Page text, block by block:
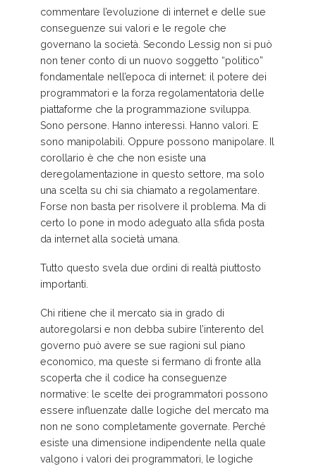
commentare l’evoluzione di internet e delle sue
conseguenze sui valori e le regole che
governano la società. Secondo Lessig non si può
non tener conto di un nuovo soggetto “politico”
fondamentale nell’epoca di internet: il potere dei
programmatori e la forza regolamentatoria delle
piattaforme che la programmazione sviluppa.
Sono persone. Hanno interessi. Hanno valori. E
sono manipolabili. Oppure possono manipolare. Il
corollario è che che non esiste una
deregolamentazione in questo settore, ma solo
una scelta su chi sia chiamato a regolamentare.
Forse non basta per risolvere il problema. Ma di
certo lo pone in modo adeguato alla sfida posta
da internet alla società umana.
Tutto questo svela due ordini di realtà piuttosto
importanti.
Chi ritiene che il mercato sia in grado di
autoregolarsi e non debba subire l’interento del
governo può avere se sue ragioni sul piano
economico, ma queste si fermano di fronte alla
scoperta che il codice ha conseguenze
normative: le scelte dei programmatori possono
essere influenzate dalle logiche del mercato ma
non ne sono completamente governate. Perché
esiste una dimensione indipendente nella quale
valgono i valori dei programmatori, le logiche